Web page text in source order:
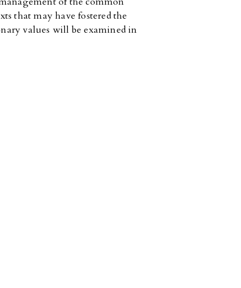
that may have fostered the
values will be examined in